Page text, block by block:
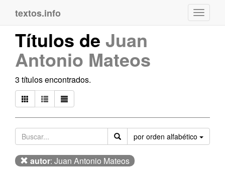
textos.info
Títulos de Juan
Antonio Mateos
3 títulos encontrados.
por orden alfabético
autor: Juan Antonio Mateos